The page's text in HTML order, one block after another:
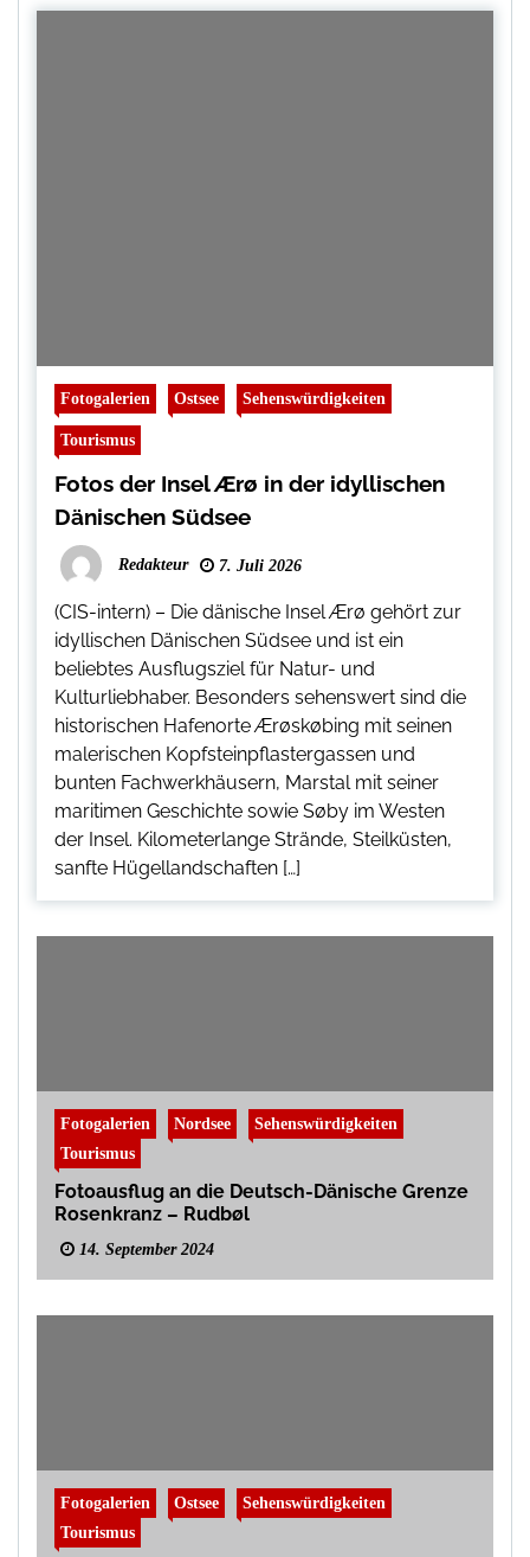
Fotogalerien Ostsee Sehenswürdigkeiten
Tourismus
Fotos der Insel Ærø in der idyllischen
Dänischen Südsee
Redakteur 7. Juli 2026
(CIS-intern) – Die dänische Insel Ærø gehört zur
idyllischen Dänischen Südsee und ist ein
beliebtes Ausflugsziel für Natur- und
Kulturliebhaber. Besonders sehenswert sind die
historischen Hafenorte Ærøskøbing mit seinen
malerischen Kopfsteinpflastergassen und
bunten Fachwerkhäusern, Marstal mit seiner
maritimen Geschichte sowie Søby im Westen
der Insel. Kilometerlange Strände, Steilküsten,
sanfte Hügellandschaften […]
Fotogalerien Nordsee
Sehenswürdigkeiten
Tourismus
Fotoausflug an die Deutsch-Dänische Grenze
Rosenkranz – Rudbøl
14. September 2024
Fotogalerien Ostsee
Sehenswürdigkeiten
Tourismus